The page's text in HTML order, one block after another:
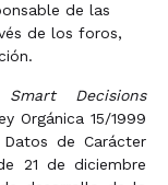
de las
de los foros,
Smart Decisions
Orgánica 15/1999
de Carácter
21 de diciembre